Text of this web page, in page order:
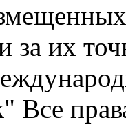
за их
Все